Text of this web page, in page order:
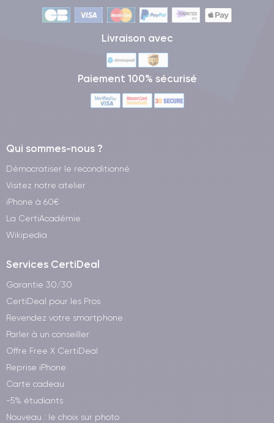
Livraison avec
Paiement 100% sécurisé
Qui sommes-nous ?
Démocratiser le reconditionné
Visitez notre atelier
iPhone à 60€
La CertiAcadémie
Wikipedia
Services CertiDeal
Garantie 30/30
CertiDeal pour les Pros
Revendez votre smartphone
Parler à un conseiller
Offre Free X CertiDeal
Reprise iPhone
Carte cadeau
-5% étudiants
Nouveau : le choix sur photo